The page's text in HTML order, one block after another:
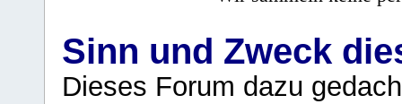
Sinn und Zweck
Dieses Forum dazu